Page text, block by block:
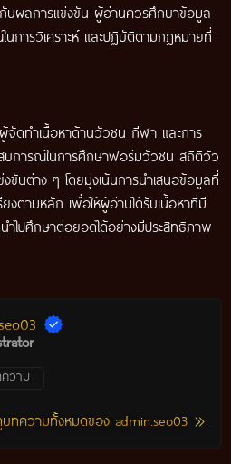
ะกันผลการแข่งขัน ผู้อ่านควรศึกษาข้อมูล
การวิเคราะห์ และปฏิบัติตามกฎหมายที่
ผู้จัดทำเนื้อหาด้านวัวชน กีฬา และการ
สบการณ์ในการศึกษาฟอร์มวัวชน สถิติวัว
ขันต่าง ๆ โดยมุ่งเน้นการนำเสนอข้อมูลที่
งตามหลัก เพื่อให้ผู้อ่านได้รับเนื้อหาที่มี
ำไปศึกษาต่อยอดได้อย่างมีประสิทธิภาพ
วาม
ทความทั้งหมดของ admin.seo03